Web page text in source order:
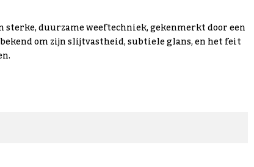
sterke, duurzame weeftechniek, gekenmerkt door een
om zijn slijtvastheid, subtiele glans, en het feit